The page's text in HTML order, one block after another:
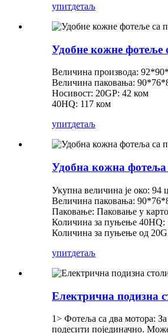
упитдетаљ
Удобне кожне фотеље
Величина производа:
Величина паковања:
Носивост: 20GP: 42 ком
40HQ: 117 ком
упитдетаљ
Удобна кожна фотеља
Укупна величина је око:
Величина паковања:
Паковање: Паковање у
Количина за пуњење 40HQ:
Количина за пуњење од
упитдетаљ
Електрична подизна
1> Фотеља са два мотора:
подесити појединачно.